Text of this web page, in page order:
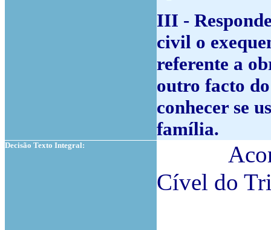
III -
civil o
referente a
outro facto
conhecer se
família.
Decisão Texto Integral:
Cível do